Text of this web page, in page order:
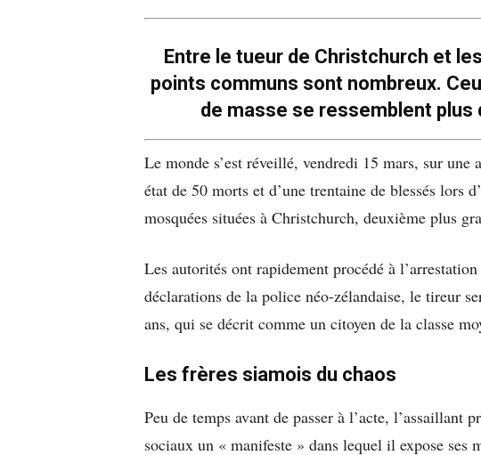
Entre le tueur de Christchurch et
points communs sont nombreux.
de masse se ressemblent plus
Le monde s’est réveillé, vendredi 15 mars, sur
état de 50 morts et d’une trentaine de blessés lors
mosquées situées à Christchurch, deuxième plus
Les autorités ont rapidement procédé à
déclarations de la police néo-zélandaise, le tireur
ans, qui se décrit comme un citoyen de la classe
Les frères siamois du chaos
Peu de temps avant de passer à l’acte, l’assaillant
sociaux un « manifeste » dans lequel il expose ses